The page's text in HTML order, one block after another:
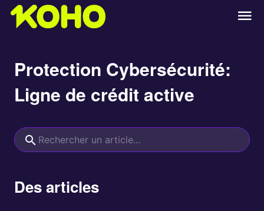
Protection Cybersécurité:
Ligne de crédit active
Des articles